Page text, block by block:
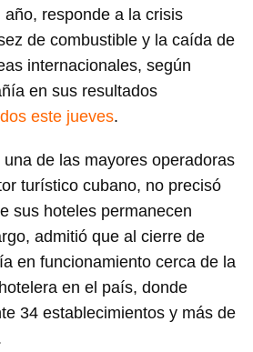
responde a la crisis
de combustible y la caída de
internacionales, según
en sus resultados
este jueves.
de las mayores operadoras
turístico cubano, no precisó
sus hoteles permanecen
admitió que al cierre de
en funcionamiento cerca de la
en el país, donde
34 establecimientos y más de